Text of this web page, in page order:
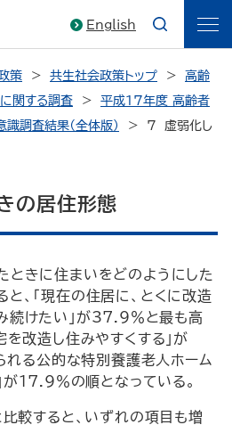
English
策 共生社会政策トップ
高齢
関する調査
平成17年度 高齢者
調査結果（全体版）
7 虚弱化し
の居住形態
ときに住まいをどのようにした
、「現在の住居に、とくに改造
続けたい」が37.9％と最も高
を改造し住みやすくする」が
れる公的な特別養護老人ホーム
が17.9％の順となっている。
較すると、いずれの項目も増